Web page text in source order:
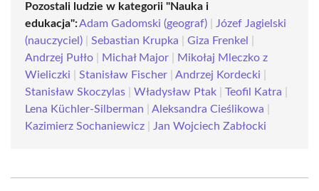
Pozostali ludzie w kategorii "Nauka i
edukacja":Adam Gadomski (geograf)
Józef Jagielski
(nauczyciel)
Sebastian Krupka Giza Frenkel
Andrzej Pułło
Michał Major
Mikołaj Mleczko z
Wieliczki
Stanisław Fischer Andrzej Kordecki
Stanisław Skoczylas
Władysław Ptak Teofil Katra
Lena Küchler-Silberman
Aleksandra Cieślikowa
Kazimierz Sochaniewicz
Jan Wojciech Zabłocki